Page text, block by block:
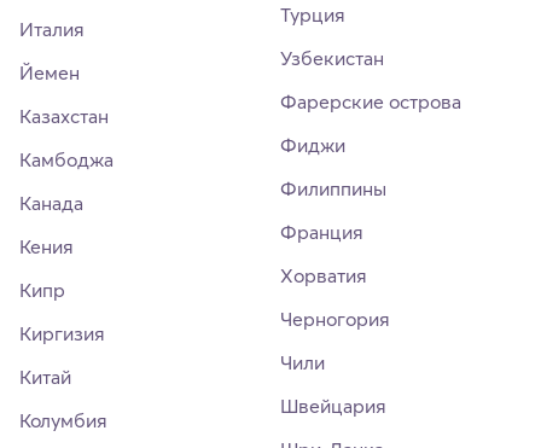
Италия
Йемен
Казахстан
Камбоджа
Канада
Кения
Кипр
Киргизия
Китай
Колумбия
Турция
Узбекистан
Фарерские острова
Фиджи
Филиппины
Франция
Хорватия
Черногория
Чили
Швейцария